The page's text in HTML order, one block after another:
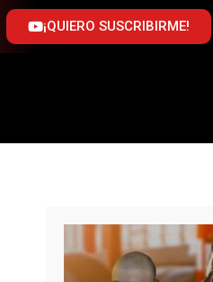
¡QUIERO SUSCRIBIRME!